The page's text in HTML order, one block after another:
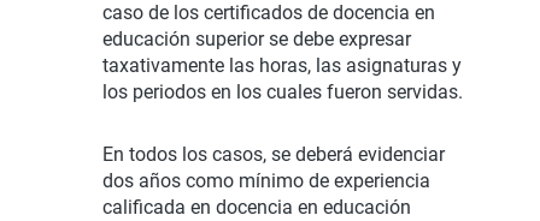
caso de los certificados de docencia en
educación superior se debe expresar
taxativamente las horas, las asignaturas y
los periodos en los cuales fueron servidas.
En todos los casos, se deberá evidenciar
dos años como mínimo de experiencia
calificada en docencia en educación